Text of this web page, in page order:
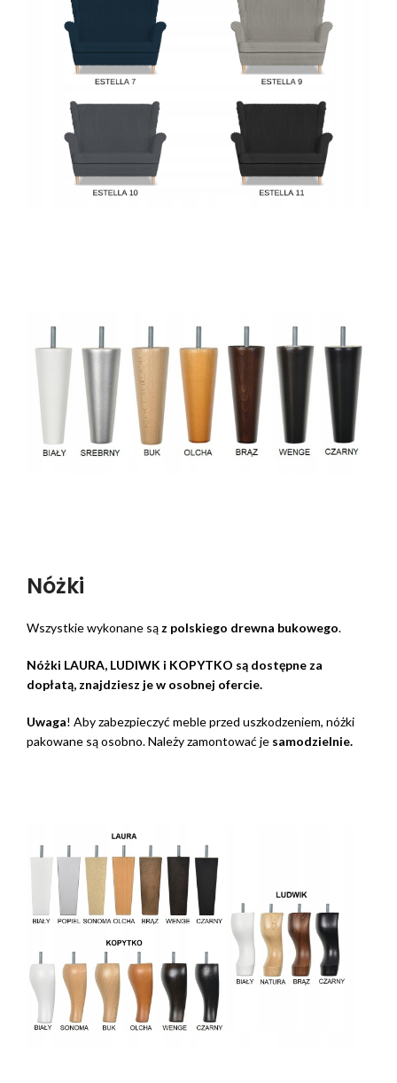
Nóżki
Wszystkie wykonane są z polskiego drewna bukowego.
Nóżki LAURA, LUDIWK i KOPYTKO są dostępne za
dopłatą, znajdziesz je w osobnej ofercie.
Uwaga! Aby zabezpieczyć meble przed uszkodzeniem, nóżki
pakowane są osobno. Należy zamontować je samodzielnie.